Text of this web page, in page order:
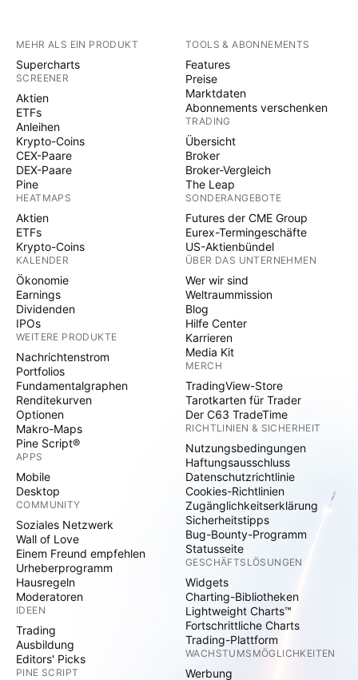
MEHR ALS EIN PRODUKT
Supercharts
SCREENER
Aktien
ETFs
Anleihen
Krypto-Coins
CEX-Paare
DEX-Paare
Pine
HEATMAPS
Aktien
ETFs
Krypto-Coins
KALENDER
Ökonomie
Earnings
Dividenden
IPOs
WEITERE PRODUKTE
Nachrichtenstrom
Portfolios
Fundamentalgraphen
Renditekurven
Optionen
Makro-Maps
Pine Script®
APPS
Mobile
Desktop
COMMUNITY
Soziales Netzwerk
Wall of Love
Einem Freund empfehlen
Urheberprogramm
Hausregeln
Moderatoren
IDEEN
Trading
Ausbildung
Editors' Picks
PINE SCRIPT
TOOLS & ABONNEMENTS
Features
Preise
Marktdaten
Abonnements verschenken
TRADING
Übersicht
Broker
Broker-Vergleich
The Leap
SONDERANGEBOTE
Futures der CME Group
Eurex-Termingeschäfte
US-Aktienbündel
ÜBER DAS UNTERNEHMEN
Wer wir sind
Weltraummission
Blog
Hilfe Center
Karrieren
Media Kit
MERCH
TradingView-Store
Tarotkarten für Trader
Der C63 TradeTime
RICHTLINIEN & SICHERHEIT
Nutzungsbedingungen
Haftungsausschluss
Datenschutzrichtlinie
Cookies-Richtlinien
Zugänglichkeitserklärung
Sicherheitstipps
Bug-Bounty-Programm
Statusseite
GESCHÄFTSLÖSUNGEN
Widgets
Charting-Bibliotheken
Lightweight Charts™
Fortschrittliche Charts
Trading-Plattform
WACHSTUMSMÖGLICHKEITEN
Werbung